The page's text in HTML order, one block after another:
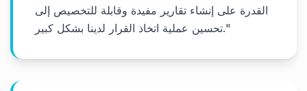
القدرة على إنشاء تقارير مفيدة وقابلة للتخصيص إلى
تحسين عملية اتخاذ القرار لدينا بشكل كبير."